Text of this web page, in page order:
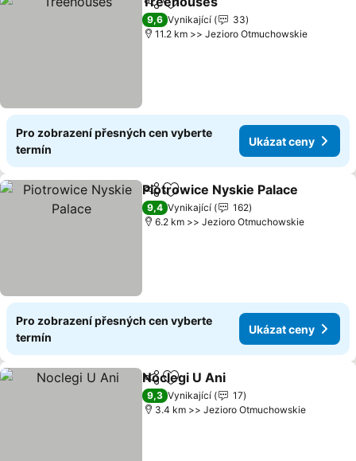
SdíletPřidat na seznam oblíbených
9,6 Vynikající
33
11.2 km >> Jezioro Otmuchowskie
Pro zobrazení přesných cen vyberte
termín
Ukázat ceny
SdíletPřidat na seznam oblíbených
Piotrowice Nyskie Palace
9,4 Vynikající
162
6.2 km >> Jezioro Otmuchowskie
Pro zobrazení přesných cen vyberte
termín
Ukázat ceny
SdíletPřidat na seznam oblíbených
Noclegi U Ani
9,3 Vynikající
17
3.4 km >> Jezioro Otmuchowskie